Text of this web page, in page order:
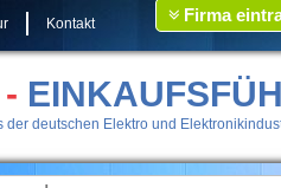
Kontakt Firma
-
der deutschen Elektro und